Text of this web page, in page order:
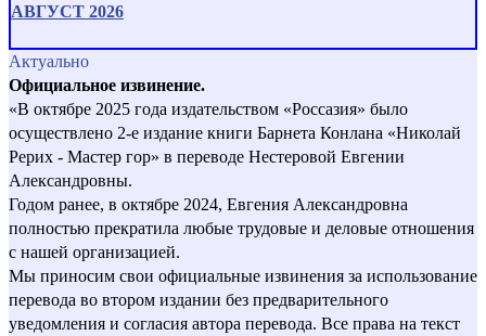
АВГУСТ 2026
Актуально
Официальное извинение.
«В октябре 2025 года издательством «Россазия» было
осуществлено 2-е издание книги Барнета Конлана «Николай
Рерих - Мастер гор» в переводе Нестеровой Евгении
Александровны.
Годом ранее, в октябре 2024, Евгения Александровна
полностью прекратила любые трудовые и деловые отношения
с нашей организацией.
Мы приносим свои официальные извинения за использование
перевода во втором издании без предварительного
уведомления и согласия автора перевода. Все права на текст